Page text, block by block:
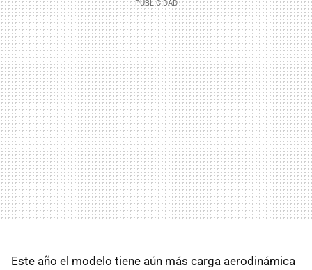
Este año el modelo tiene aún más carga aerodinámica